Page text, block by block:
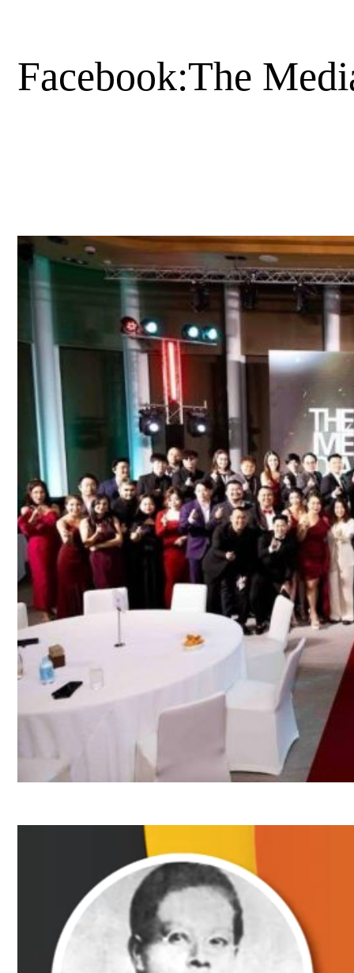
Facebook:The